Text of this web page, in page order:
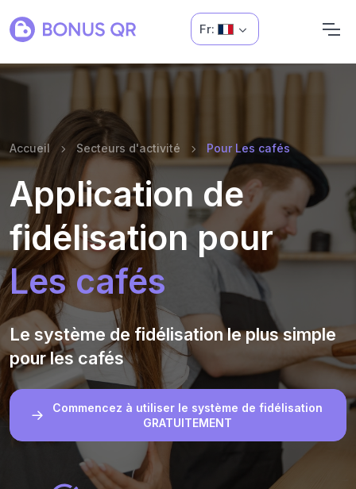
Fr:
Accueil Secteurs d'activité Pour Les cafés
Application de
fidélisation pour
Les cafés
Le système de fidélisation le plus simple
pour les cafés
Commencez à utiliser le système de fidélisation
GRATUITEMENT